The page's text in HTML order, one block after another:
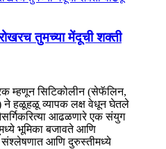
तुमच्या मेंदूची शक्ती
म्हणून सिटिकोलीन (सेफॅलिन,
ने हळूहळू व्यापक लक्ष वेधून घेतले
आढळणारे एक संयुग
भूमिका बजावते आणि
संश्लेषणात आणि दुरुस्तीमध्ये